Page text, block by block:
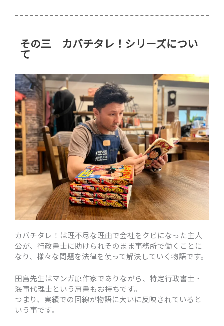
その三 カバチタレ！シリーズについ
て
カバチタレ！は理不尽な理由で会社をクビになった主人
公が、行政書士に助けられそのまま事務所で働くことに
なり、様々な問題を法律を使って解決していく物語です。
田島先生はマンガ原作家でありながら、特定行政書士・
海事代理士という肩書もお持ちです。
つまり、実績での回線が物語に大いに反映されていると
いう事です。